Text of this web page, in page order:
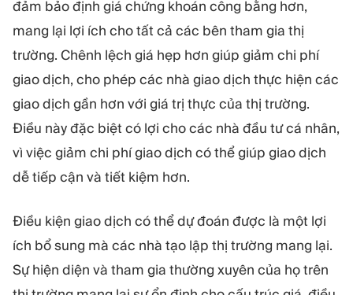
đảm bảo định giá chứng khoán công bằng hơn,
mang lại lợi ích cho tất cả các bên tham gia thị
trường. Chênh lệch giá hẹp hơn giúp giảm chi phí
giao dịch, cho phép các nhà giao dịch thực hiện các
giao dịch gần hơn với giá trị thực của thị trường.
Điều này đặc biệt có lợi cho các nhà đầu tư cá nhân,
vì việc giảm chi phí giao dịch có thể giúp giao dịch
dễ tiếp cận và tiết kiệm hơn.
Điều kiện giao dịch có thể dự đoán được là một lợi
ích bổ sung mà các nhà tạo lập thị trường mang lại.
Sự hiện diện và tham gia thường xuyên của họ trên